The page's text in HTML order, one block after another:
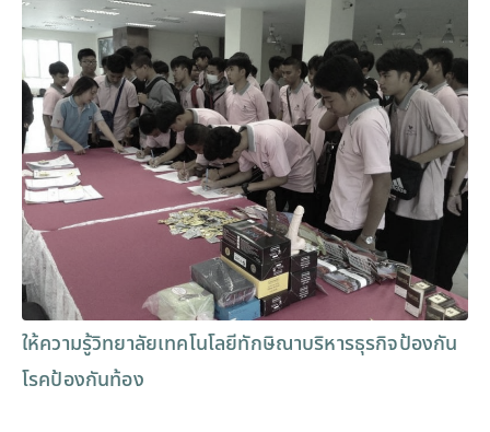
ให้ความรู้วิทยาลัยเทคโนโลยีทักษิณาบริหารธุรกิจป้องกัน
โรคป้องกันท้อง